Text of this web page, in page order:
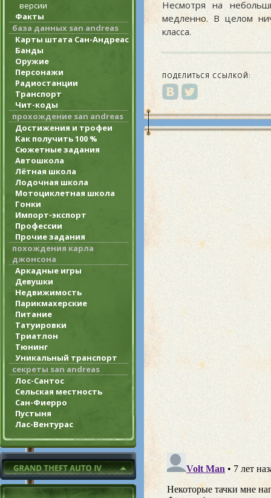
версии
Факты
база данных san andreas
Карты штата Сан-Андреас
Банды
Оружие
Персонажи
Радиостанции
Транспорт
Чит-коды
прохождение san andreas
Достижения и трофеи
Как получить 100 %
Сюжетные задания
Автошкола
Лётная школа
Лодочная школа
Мотоциклетная школа
Гонки
Импорт-экспорт
Профессии
Прочие задания
похождения карла
джонсона
Аркадные игры
Девушки
Недвижимость
Парикмахерские
Питание
Татуировки
Триатлон
Тюнинг
Уникальный транспорт
секреты san andreas
Лос-Сантос
Сельская местность
Сан-Фиерро
Пустыня
Лас-Вентурас
Несмотря на
медленно. В целом
класса.
ПОДЕЛИТЬСЯ ССЫЛКОЙ: